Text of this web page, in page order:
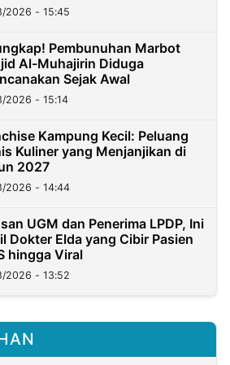
2026 - 15:45
Pembunuhan Marbot
Al-Muhajirin Diduga
Sejak Awal
2026 - 15:14
Kampung Kecil: Peluang
Kuliner yang Menjanjikan di
2027
2026 - 14:44
UGM dan Penerima LPDP, Ini
Dokter Elda yang Cibir Pasien
hingga Viral
2026 - 13:52